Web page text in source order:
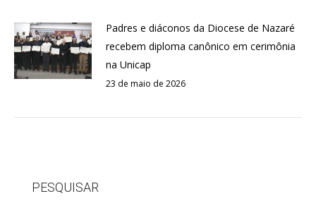
Padres e diáconos da Diocese de Nazaré
recebem diploma canônico em cerimônia
na Unicap
23 de maio de 2026
PESQUISAR